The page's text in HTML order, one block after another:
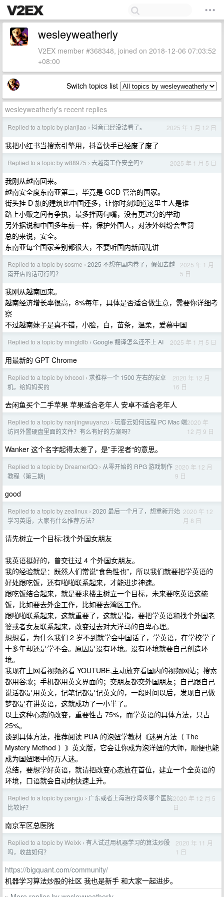
wesleyweatherly
V2EX member #368348, joined on 2018-12-06 07:03:52
+08:00
Switch topics list
wesleyweatherly's recent replies
Replied to a topic by pianjiao › 抖音已经没法看了。 2025 年 1 月 12 日
我把小红书当搜索引擎用，抖音快手已经废了废了
Replied to a topic by w88975 › 去越南工作安全吗? 2025 年 1 月 5 日
我刚从越南回来。
越南安全度东南亚第二，毕竟是 GCD 管治的国家。
街头挂 D 旗的建筑比中国还多，让你时刻知道这里主人是谁
路上小贩之间有争执，最多拌两句嘴，没有更过分的举动
另外据说和中国多年前一样，保护外国人，对涉外纠纷会重罚
总的来说，安全。
东南亚每个国家差别都很大，不要听国内新闻乱讲
Replied to a topic by sosme › 2025 不想在国内卷了，假如去越
南开店的话可行吗？
2025 年 1 月
5 日
我刚从越南回来。
越南经济增长率很高，8%每年，具体是否适合做生意，需要你详细考
察
不过越南妹子是真不错，小脸，白，苗条，温柔，爱慕中国
Replied to a topic by mingtdlb › Google 翻译怎么还不上 AI 2025 年 1 月 5 日
用最新的 GPT Chrome
Replied to a topic by lxhcool › 求推荐一个 1500 左右的安卓
机，给妈妈买的
2020 年 12 月
16 日
去闲鱼买个二手苹果 苹果适合老年人 安卓不适合老年人
Replied to a topic by nanjingwuyanzu › 玩客云如何远程 PC Mac 端
访问外置硬盘里面的文件？有么有好的方案呀？
2020 年
12 月 9 日
Wanker 这个名字起得太差了，是”手淫者“的意思。
Replied to a topic by DreamerQQ › 从零开始的 RPG 游戏制作
教程（第三期)
2020 年 12 月
9 日
good
Replied to a topic by zealinux › 2020 最后一个月了，想重新开始
学习英语，大家有什么推荐方法？
2020 年 12
月 8 日
请先树立一个目标:找个外国女朋友
我英语挺好的，曾交往过 4 个外国女朋友。
我的经验就是：既然人们常说“食色性也”，所以我们就要把学英语的
好处跟吃饭，还有啪啪联系起来，才能进步神速。
跟吃饭结合起来，就是要求楼主树立一个目标，未来要吃英语这碗
饭，比如要去外企工作，比如要去湾区工作。
跟啪啪联系起来，这就重要了，这就是指，要把学英语和找个外国老
婆或者女友联系起来，改变过去对大洋马的自卑心理。
想想看，为什么我们 2 岁不到就学会中国话了，学英语，在学校学了
十多年却还是学不会。原因是没有环境。没有环境就要自己创造环
境。
我现在上网看视频必看 YOUTUBE,主动放弃看国内的视频网站；搜索
都用谷歌；手机都用英文界面的；交朋友都交外国朋友；自己跟自己
说活都是用英文，记笔记都是记英文的，一段时间以后，发现自己做
梦都是在讲英语，这就成功了一小半了。
以上这种心态的改变，重要性占 75%，而学英语的具体方法，只占
25%。
谈到具体方法，推荐阅读 PUA 的泡妞学教材《迷男方法（ The
Mystery Method ）》英文版，它会让你成为泡洋妞的大师，顺便也能
成为国妞眼中的万人迷。
总结，要想学好英语，就请把改变心态放在首位，建立一个全英语的
环境，口语就会自动地快速上升。
Replied to a topic by pangju › 广东或者上海治疗肾炎哪个医院
比较好？
2020 年 12 月 5
日
南京军区总医院
Replied to a topic by Weixk › 有人试过用机器学习的算法炒股
吗，收益如何？
2020 年 11 月
1 日
https://bigquant.com/community/
机器学习算法炒股的社区 我也是新手 和大家一起进步。